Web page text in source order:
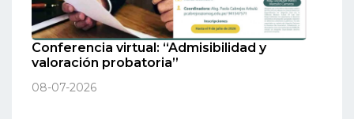
Conferencia virtual: “Admisibilidad y
valoración probatoria”
08-07-2026